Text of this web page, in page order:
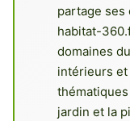
partage ses
habitat-
domaines
intérieurs et
jardin et la